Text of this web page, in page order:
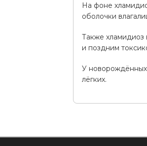
На фоне
оболочки
Также хламидиоз
и поздним
У
лёгких.